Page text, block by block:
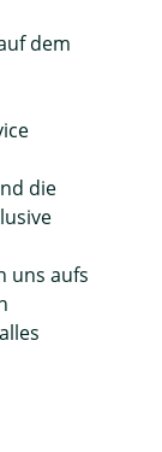
dem
die
uns aufs